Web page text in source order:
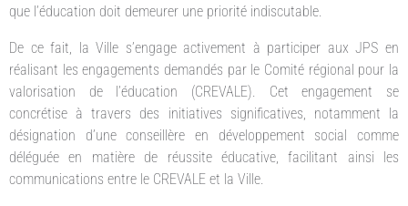
que l’éducation doit demeurer une priorité indiscutable.
De ce fait, la Ville s’engage activement à participer aux JPS en
réalisant les engagements demandés par le Comité régional pour la
valorisation de l’éducation (CREVALE). Cet engagement se
concrétise à travers des initiatives significatives, notamment la
désignation d’une conseillère en développement social comme
déléguée en matière de réussite éducative, facilitant ainsi les
communications entre le CREVALE et la Ville.